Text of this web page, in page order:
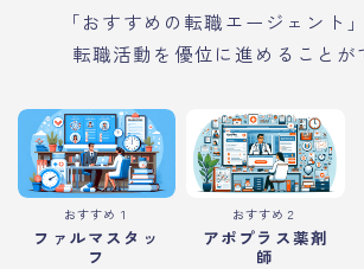
「おすすめの転職エージェント
転職活動を優位に進めることが
おすすめ１
ファルマスタッ
フ
おすすめ２
アポプラス薬剤
師